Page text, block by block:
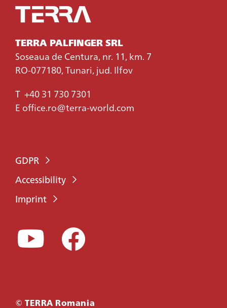
TERRA PALFINGER SRL
Soseaua de Centura, nr. 11, km. 7
RO-077180, Tunari, jud. Ilfov
T +40 31 730 7301
E office.ro@terra-world.com
GDPR
Accessibility
Imprint
© TERRA Romania